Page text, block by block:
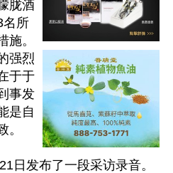
胧酒
名所
施。
强烈
于于
事发
是自
。
日发布了一段采访录音。